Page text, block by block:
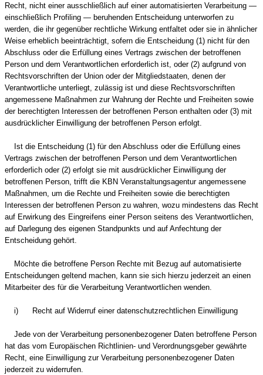
Recht, nicht einer ausschließlich auf einer automatisierten Verarbeitung —
einschließlich Profiling — beruhenden Entscheidung unterworfen zu
werden, die ihr gegenüber rechtliche Wirkung entfaltet oder sie in ähnlicher
Weise erheblich beeinträchtigt, sofern die Entscheidung (1) nicht für den
Abschluss oder die Erfüllung eines Vertrags zwischen der betroffenen
Person und dem Verantwortlichen erforderlich ist, oder (2) aufgrund von
Rechtsvorschriften der Union oder der Mitgliedstaaten, denen der
Verantwortliche unterliegt, zulässig ist und diese Rechtsvorschriften
angemessene Maßnahmen zur Wahrung der Rechte und Freiheiten sowie
der berechtigten Interessen der betroffenen Person enthalten oder (3) mit
ausdrücklicher Einwilligung der betroffenen Person erfolgt.
Ist die Entscheidung (1) für den Abschluss oder die Erfüllung eines
Vertrags zwischen der betroffenen Person und dem Verantwortlichen
erforderlich oder (2) erfolgt sie mit ausdrücklicher Einwilligung der
betroffenen Person, trifft die KBN Veranstaltungsagentur angemessene
Maßnahmen, um die Rechte und Freiheiten sowie die berechtigten
Interessen der betroffenen Person zu wahren, wozu mindestens das Recht
auf Erwirkung des Eingreifens einer Person seitens des Verantwortlichen,
auf Darlegung des eigenen Standpunkts und auf Anfechtung der
Entscheidung gehört.
Möchte die betroffene Person Rechte mit Bezug auf automatisierte
Entscheidungen geltend machen, kann sie sich hierzu jederzeit an einen
Mitarbeiter des für die Verarbeitung Verantwortlichen wenden.
i) Recht auf Widerruf einer datenschutzrechtlichen Einwilligung
Jede von der Verarbeitung personenbezogener Daten betroffene Person
hat das vom Europäischen Richtlinien- und Verordnungsgeber gewährte
Recht, eine Einwilligung zur Verarbeitung personenbezogener Daten
jederzeit zu widerrufen.